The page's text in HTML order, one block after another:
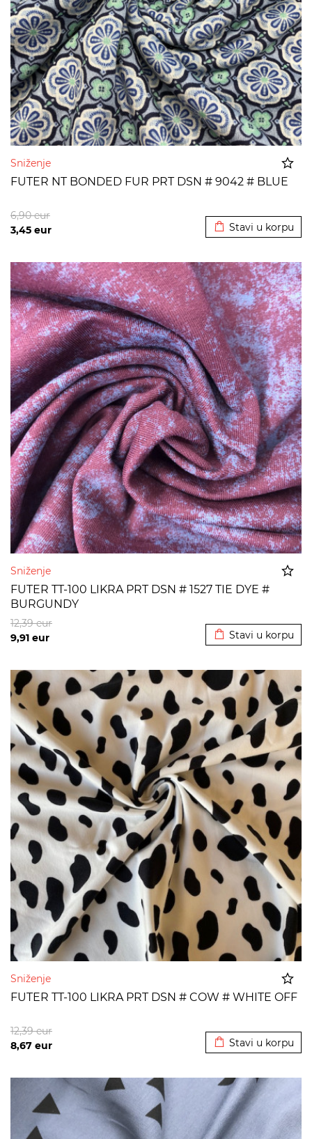
Sniženje
FUTER NT BONDED FUR PRT DSN # 9042 # BLUE
3,45 eur
6,90eur
Stavi u korpu
Sniženje
FUTER TT-100 LIKRA PRT DSN # 1527 TIE DYE #
BURGUNDY
9,91 eur
12,39eur
Stavi u korpu
Sniženje
FUTER TT-100 LIKRA PRT DSN # COW # WHITE OFF
8,67 eur
12,39eur
Stavi u korpu